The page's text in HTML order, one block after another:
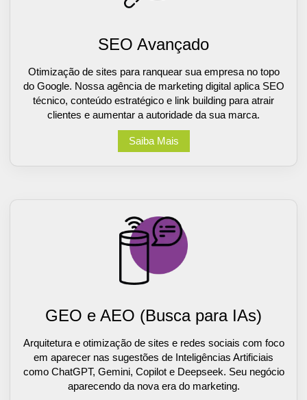
SEO Avançado
Otimização de sites para ranquear sua empresa no topo
do Google. Nossa agência de marketing digital aplica SEO
técnico, conteúdo estratégico e link building para atrair
clientes e aumentar a autoridade da sua marca.
Saiba Mais
GEO e AEO (Busca para IAs)
Arquitetura e otimização de sites e redes sociais com foco
em aparecer nas sugestões de Inteligências Artificiais
como ChatGPT, Gemini, Copilot e Deepseek. Seu negócio
aparecendo da nova era do marketing.